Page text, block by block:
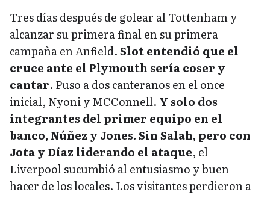
Tres días después de golear al Tottenham y
alcanzar su primera final en su primera
campaña en Anfield.Slot entendió que el
cruce ante el Plymouth sería coser y
cantar. Puso a dos canteranos en el once
inicial, Nyoni y MCConnell. Y solo dos
integrantes del primer equipo en el
banco, Núñez y Jones. Sin Salah, pero con
Jota y Díaz liderando el ataque, el
Liverpool sucumbió al entusiasmo y buen
hacer de los locales. Los visitantes perdieron a